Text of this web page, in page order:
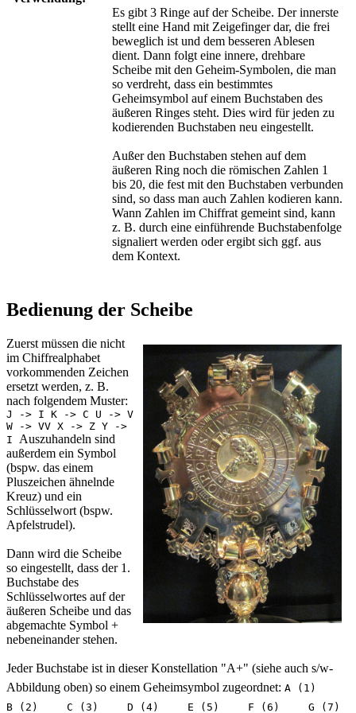
Es gibt 3 Ringe auf der Scheibe. Der innerste
stellt eine Hand mit Zeigefinger dar, die frei
beweglich ist und dem besseren Ablesen
dient. Dann folgt eine innere, drehbare
Scheibe mit den Geheim-Symbolen, die man
so verdreht, dass ein bestimmtes
Geheimsymbol auf einem Buchstaben des
äußeren Ringes steht. Dies wird für jeden zu
kodierenden Buchstaben neu eingestellt.
Außer den Buchstaben stehen auf dem
äußeren Ring noch die römischen Zahlen 1
bis 20, die fest mit den Buchstaben verbunden
sind, so dass man auch Zahlen kodieren kann.
Wann Zahlen im Chiffrat gemeint sind, kann
z. B. durch eine einführende Buchstabenfolge
signaliert werden oder ergibt sich ggf. aus
dem Kontext.
Bedienung der Scheibe
Zuerst müssen die nicht
im Chiffrealphabet
vorkommenden Zeichen
ersetzt werden, z. B.
nach folgendem Muster:
J -> I K -> C U -> V
W -> VV X -> Z Y ->
I Auszuhandeln sind
außerdem ein Symbol
(bspw. das einem
Pluszeichen ähnelnde
Kreuz) und ein
Schlüsselwort (bspw.
Apfelstrudel).
Dann wird die Scheibe
so eingestellt, dass der 1.
Buchstabe des
Schlüsselwortes auf der
äußeren Scheibe und das
abgemachte Symbol +
nebeneinander stehen.
Jeder Buchstabe ist in dieser Konstellation "A+" (siehe auch s/w-
Abbildung oben) so einem Geheimsymbol zugeordnet: A (1)
B (2)
C (3) D (4) E (5) F (6) G (7)